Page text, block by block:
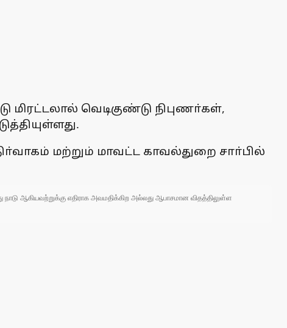
வெடிகுண்டு நிபுணா்கள்,
மற்றும் மாவட்ட காவல்துறை சாா்பில்
நாடு ஆகியவற்றுக்கு எதிராக அவமதிக்கிற அல்லது ஆபாசமான விதத்திலுள்ள